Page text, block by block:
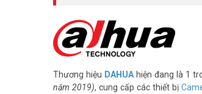
Thương hiệu DAHUAhiện đang là 1
năm 2019), cung cấp các thiết bị